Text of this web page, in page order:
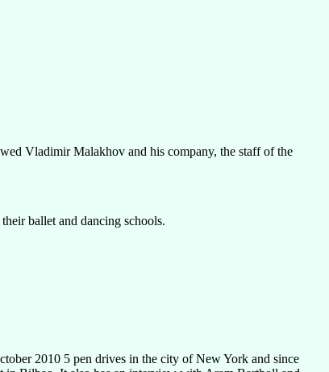
Vladimir Malakhov and his company, the staff of the
ballet and dancing schools.
2010 5 pen drives in the city of New York and since